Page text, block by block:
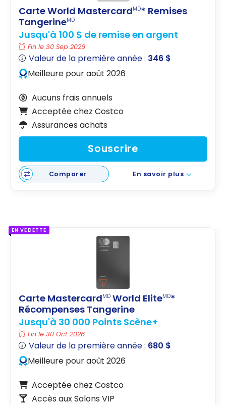
Carte World MastercardMD* Remises
TangerineMD
Jusqu'à 100 $ de remise en argent
Fin le 30 Sep 2026
Valeur de la première année : 346 $
Meilleure pour août 2026
Aucuns frais annuels
Acceptée chez Costco
Assurances achats
Souscrire
Comparer En savoir plus
EN VEDETTE
Carte MastercardMD World EliteMD*
Récompenses Tangerine
Jusqu'à 30 000 Points Scène+
Fin le 30 Oct 2026
Valeur de la première année : 680 $
Meilleure pour août 2026
Acceptée chez Costco
Accès aux Salons VIP